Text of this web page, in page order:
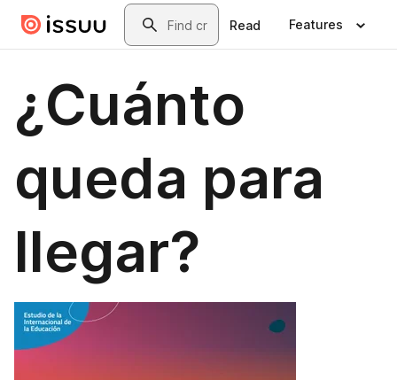
Skip to main contentSearch
Read Features
¿Cuánto
queda para
llegar?